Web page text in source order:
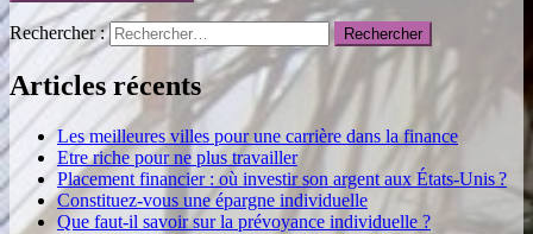
Rechercher :
Articles récents
Les meilleures villes pour une carrière dans la finance
Etre riche pour ne plus travailler
Placement financier : où investir son argent aux États-Unis ?
Constituez-vous une épargne individuelle
Que faut-il savoir sur la prévoyance individuelle ?